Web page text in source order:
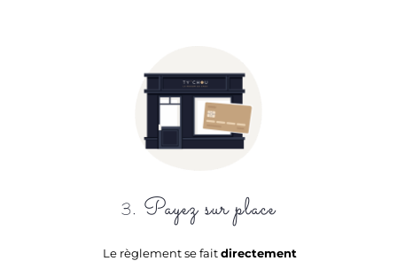
3. Payez sur place
Le règlement se faitdirectement